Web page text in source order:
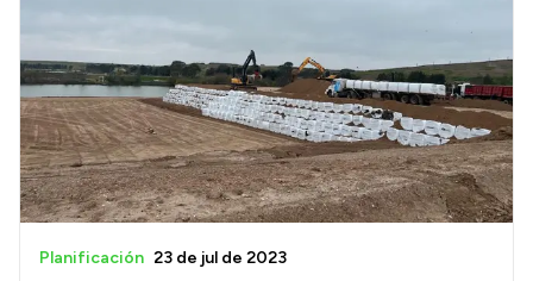
Planificación 23 de jul de 2023